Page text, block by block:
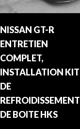
NISSAN GT-R
ENTRETIEN
COMPLET,
INSTALLATION KIT
DE
REFROIDISSEMENT
DE BOITE HKS